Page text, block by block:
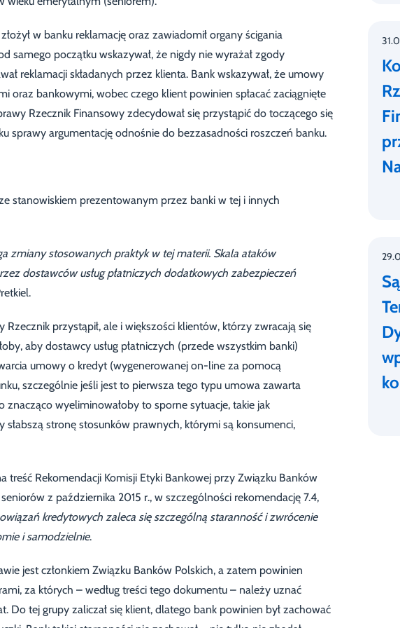
w banku reklamację oraz zawiadomił organy ścigania
samego początku wskazywał, że nigdy nie wyrażał zgody
reklamacji składanych przez klienta. Bank wskazywał, że umowy
bankowymi, wobec czego klient powinien spłacać zaciągnięte
Rzecznik Finansowy zdecydował się przystąpić do toczącego się
sprawy argumentację odnośnie do bezzasadności roszczeń banku.
stanowiskiem prezentowanym przez banki w tej i innych
zmiany stosowanych praktyk w tej materii. Skala ataków
dostawców usług płatniczych dodatkowych zabezpieczeń
przystąpił, ale i większości klientów, którzy zwracają się
aby dostawcy usług płatniczych (przede wszystkim banki)
umowy o kredyt (wygenerowanej on-line za pomocą
szczególnie jeśli jest to pierwsza tego typu umowa zawarta
wyeliminowałoby to sporne sytuacje, takie jak
stronę stosunków prawnych, którymi są konsumenci,
treść Rekomendacji Komisji Etyki Bankowej przy Związku Banków
z października 2015 r., w szczególności rekomendację 7.4,
kredytowych zaleca się szczególną staranność i zwrócenie
i samodzielnie.
jest członkiem Związku Banków Polskich, a zatem powinien
za których – według treści tego dokumentu – należy uznać
tej grupy zaliczał się klient, dlatego bank powinien był zachować